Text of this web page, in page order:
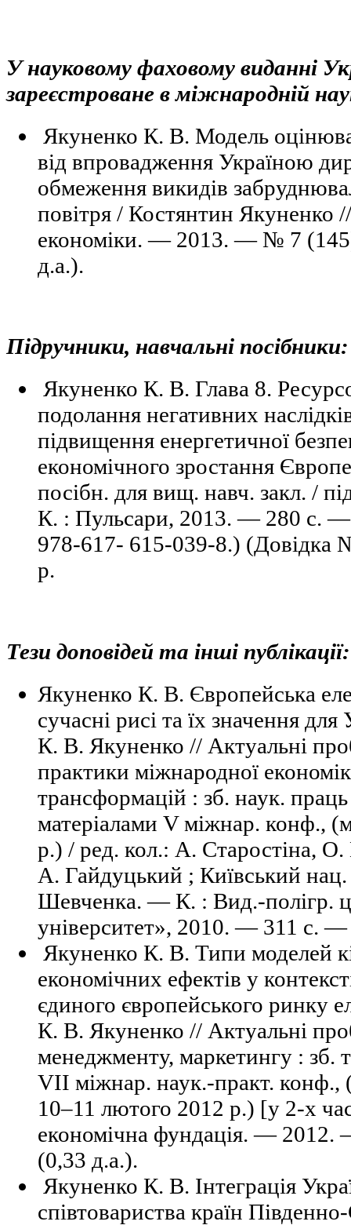
У науковому фаховому виданні
зареєстроване в міжнародній
Якуненко К. В. Модель
від впровадження Україною
обмеження викидів
повітря / Костянтин Якуненко
економіки. — 2013. — № 7
д.а.).
Підручники, навчальні посібники:
Якуненко К. В. Глава 8.
подолання негативних
підвищення енергетичної
економічного зростання
посібн. для вищ. навч. закл. /
К. : Пульсари, 2013. — 280 с.
978-617- 615-039-8.) (Довідка
р.
Тези доповідей та інші публікації:
Якуненко К. В. Європейська
сучасні рисі та їх значення для
К. В. Якуненко // Актуальні
практики міжнародної
трансформацій : зб. наук.
матеріалами V міжнар. конф.,
р.) / ред. кол.: А. Старостіна,
А. Гайдуцький ; Київський
Шевченка. — К. : Вид.-полігр.
університет», 2010. — 311 с.
Якуненко К. В. Типи моделей
економічних ефектів у
єдиного європейського ринку
К. В. Якуненко // Актуальні
менеджменту, маркетингу : зб.
VII міжнар. наук.-практ. конф.,
10–11 лютого 2012 р.) [у 2-х
економічна фундація. —
(0,33 д.а.).
Якуненко К. В. Інтеграція
співтовариства країн